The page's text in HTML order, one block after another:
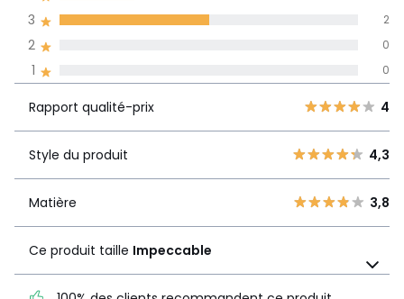
pays
1
3
4
produit
4,3
Matière
3,8
Ce produit taille
Impeccable
1 0
2 0
3 2
Rapport qualité-prix 4
Style du produit 4,3
Matière 3,8
Ce produit taille Impeccable